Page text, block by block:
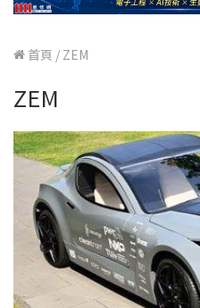
首頁 / ZEM
ZEM